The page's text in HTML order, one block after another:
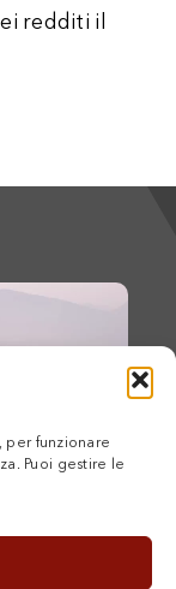
per funzionare
Puoi gestire le
redditi il